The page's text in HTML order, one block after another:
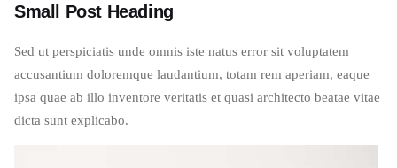
Small Post Heading
Sed ut perspiciatis unde omnis iste natus error sit voluptatem
accusantium doloremque laudantium, totam rem aperiam, eaque
ipsa quae ab illo inventore veritatis et quasi architecto beatae vitae
dicta sunt explicabo.